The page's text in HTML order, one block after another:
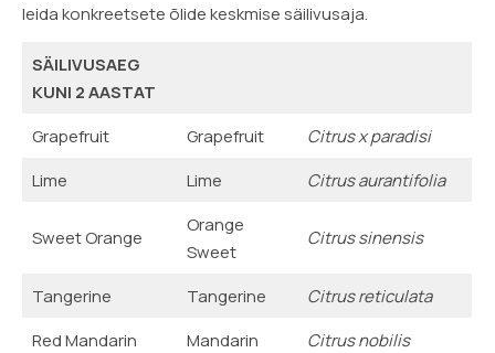
leida konkreetsete õlide keskmise säilivusaja.
SÄILIVUSAEG
KUNI 2 AASTAT
Grapefruit
Grapefruit
Citrus x paradisi
Lime
Lime Citrus aurantifolia
Sweet Orange
Orange
Sweet
Citrus sinensis
Tangerine Tangerine
Citrus reticulata
Red Mandarin
Mandarin
Citrus nobilis